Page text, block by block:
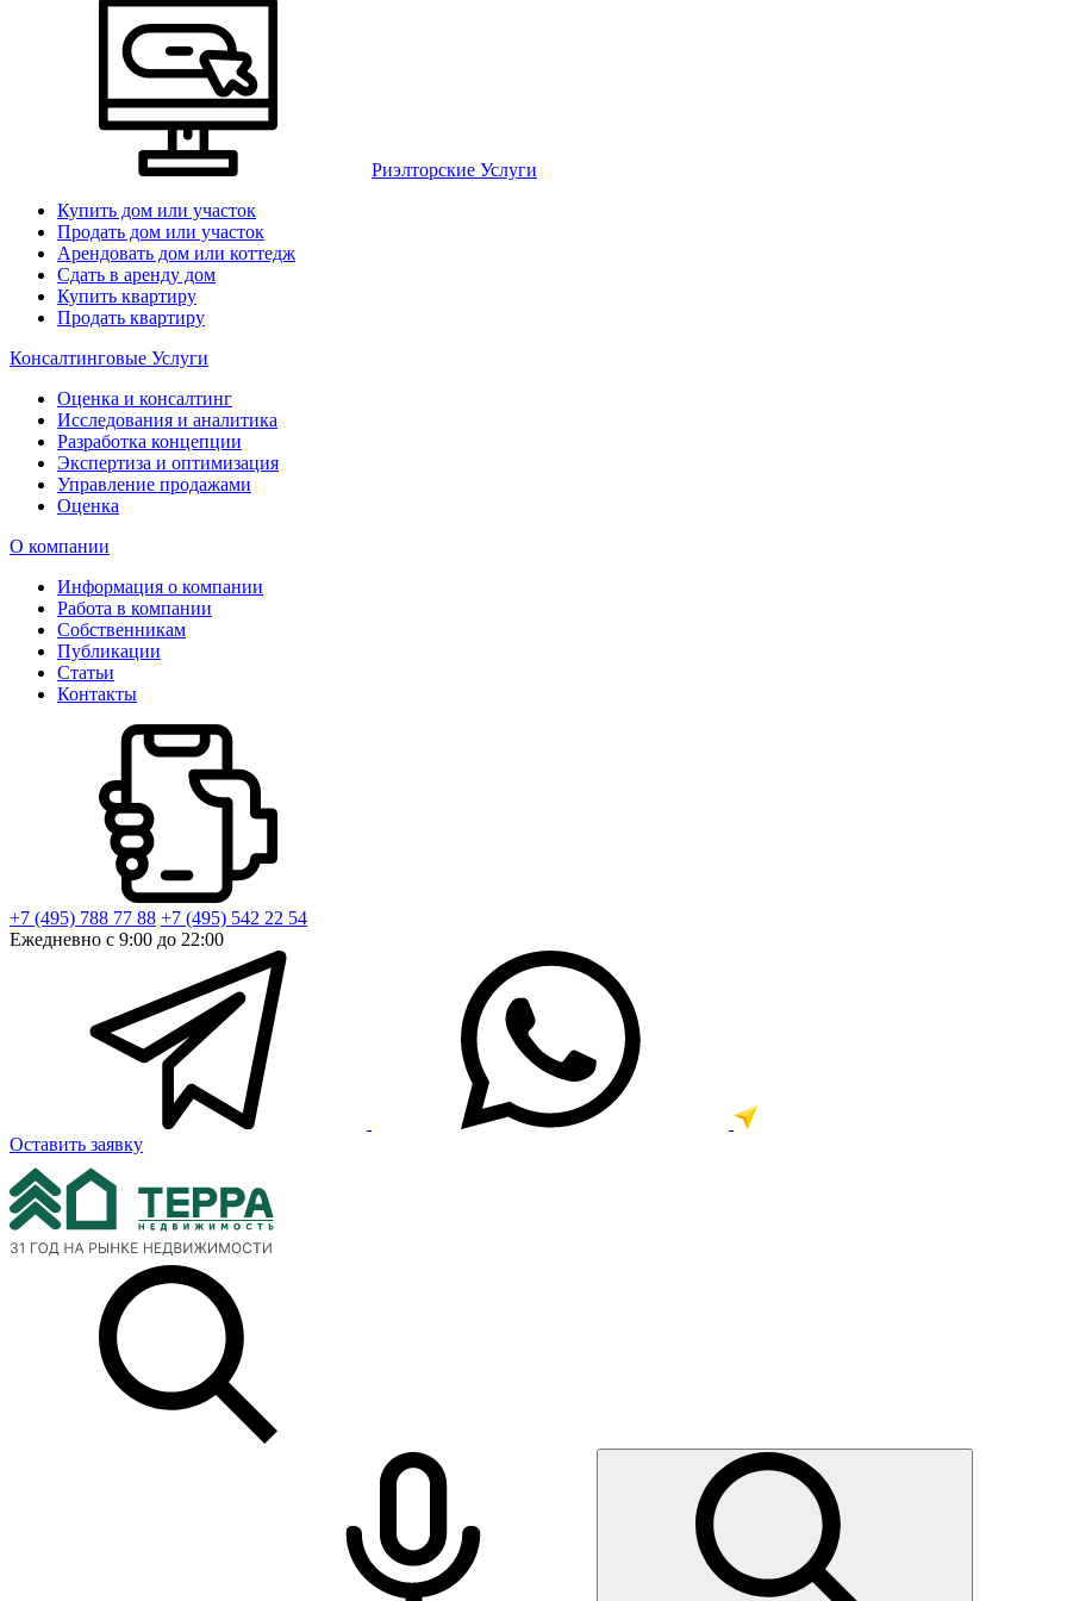
Риэлторские Услуги
Купить дом или участок
Продать дом или участок
Арендовать дом или коттедж
Сдать в аренду дом
Купить квартиру
Продать квартиру
Консалтинговые Услуги
Оценка и консалтинг
Исследования и аналитика
Разработка концепции
Экспертиза и оптимизация
Управление продажами
Оценка
О компании
Информация о компании
Работа в компании
Собственникам
Публикации
Статьи
Контакты
+7 (495) 788 77 88 +7 (495) 542 22 54
Ежедневно с 9:00 до 22:00
Оставить заявку